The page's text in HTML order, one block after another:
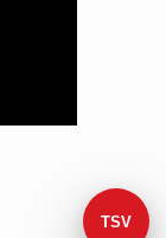
TSV